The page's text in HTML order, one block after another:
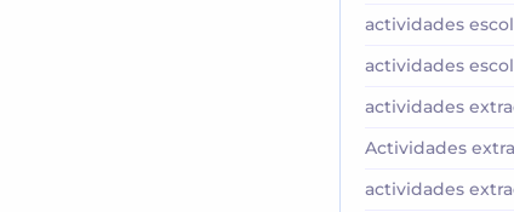
actividades
actividades
actividades
Actividades
actividades